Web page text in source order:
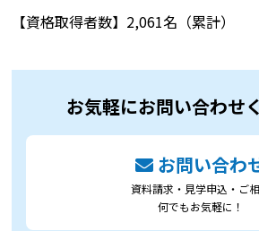
【資格取得者数】2,061名（累計）
お気軽にお問い合わせ
お問い合わ
資料請求・見学申込・ご
何でもお気軽に！